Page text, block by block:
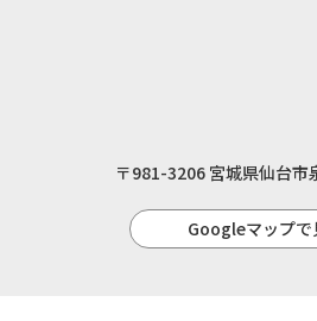
〒981-3206 宮城県仙台市
Googleマップで